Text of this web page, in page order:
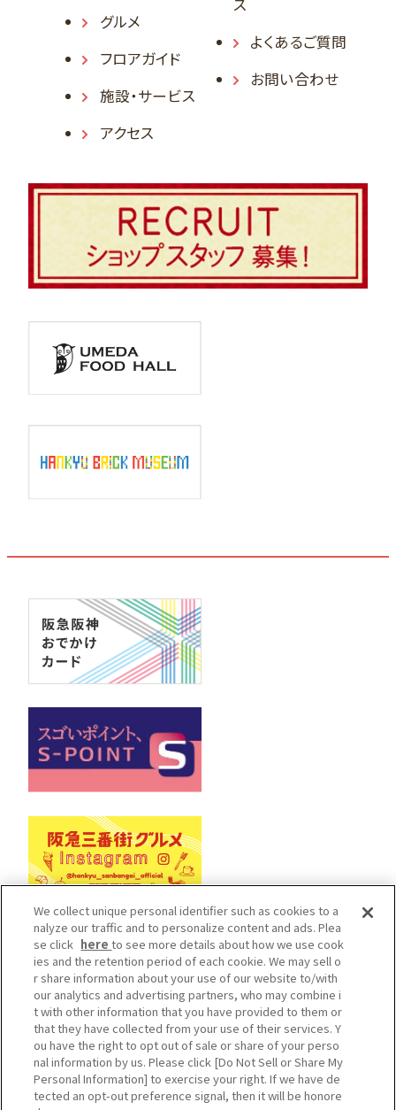
グルメ
フロアガイド
施設・サービス
アクセス
よくあるご質問
お問い合わせ
Cookieポリシー
ソーシャルメディアポリシー
プライバシーポリシー
カスタマーハラスメントポリシー
施設従業員用サイト
Do Not Sell or Share My Personal Information
cHankyu Sanbangai All Rights Reserved.
We collect unique personal identifier such as cookies to a
nalyze our traffic and to personalize content and ads. Plea
se click hereto see more details about how we use cook
ies and the retention period of each cookie. We may sell o
r share information about your use of our website to/with
our analytics and advertising partners, who may combine i
t with other information that you have provided to them or
that they have collected from your use of their services. Y
ou have the right to opt out of sale or share of your perso
nal information by us. Please click [Do Not Sell or Share My
Personal Information] to exercise your right. If we have de
tected an opt-out preference signal, then it will be honore